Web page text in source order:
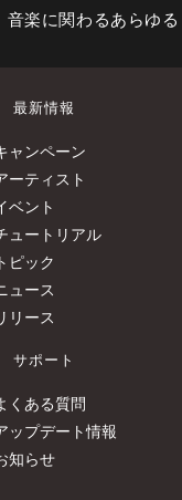
楽に関わるあらゆ
最新情報
ャンペーン
ーティスト
ベント
ュートリアル
トピック
ュース
リース
サポート
くある質問
ップデート情報
知らせ